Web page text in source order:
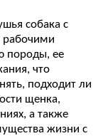
собака с
породы, ее
что
подходит ли
щенка,
а также
жизни с